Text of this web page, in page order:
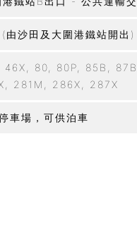
由沙田及大圍港鐵站開出)
46X, 80, 80P, 85B,
281M, 286X, 287X
車場，可供泊車